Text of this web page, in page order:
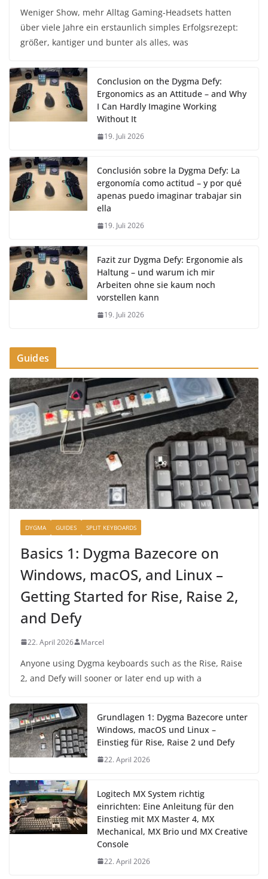
Weniger Show, mehr Alltag Gaming-Headsets hatten
über viele Jahre ein erstaunlich simples Erfolgsrezept:
größer, kantiger und bunter als alles, was
Conclusion on the Dygma Defy:
Ergonomics as an Attitude – and Why
I Can Hardly Imagine Working
Without It
19. Juli 2026
Conclusión sobre la Dygma Defy: La
ergonomía como actitud – y por qué
apenas puedo imaginar trabajar sin
ella
19. Juli 2026
Fazit zur Dygma Defy: Ergonomie als
Haltung – und warum ich mir
Arbeiten ohne sie kaum noch
vorstellen kann
19. Juli 2026
Guides
DYGMA GUIDES SPLIT KEYBOARDS
Basics 1: Dygma Bazecore on
Windows, macOS, and Linux –
Getting Started for Rise, Raise 2,
and Defy
22. April 2026 Marcel
Anyone using Dygma keyboards such as the Rise, Raise
2, and Defy will sooner or later end up with a
Grundlagen 1: Dygma Bazecore unter
Windows, macOS und Linux –
Einstieg für Rise, Raise 2 und Defy
22. April 2026
Logitech MX System richtig
einrichten: Eine Anleitung für den
Einstieg mit MX Master 4, MX
Mechanical, MX Brio und MX Creative
Console
22. April 2026